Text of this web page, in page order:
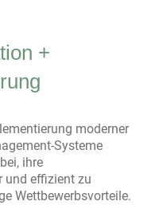
+
moderner
Systeme
ihre
und effizient zu
Wettbewerbsvorteile.